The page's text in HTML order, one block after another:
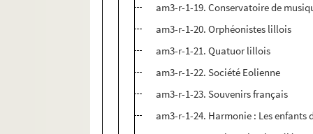
am3-r-1-19. Conservatoire de
am3-r-1-20. Orphéonistes lillois
am3-r-1-21. Quatuor lillois
am3-r-1-22. Société Eolienne
am3-r-1-23. Souvenirs français
am3-r-1-24. Harmonie : Les enfants